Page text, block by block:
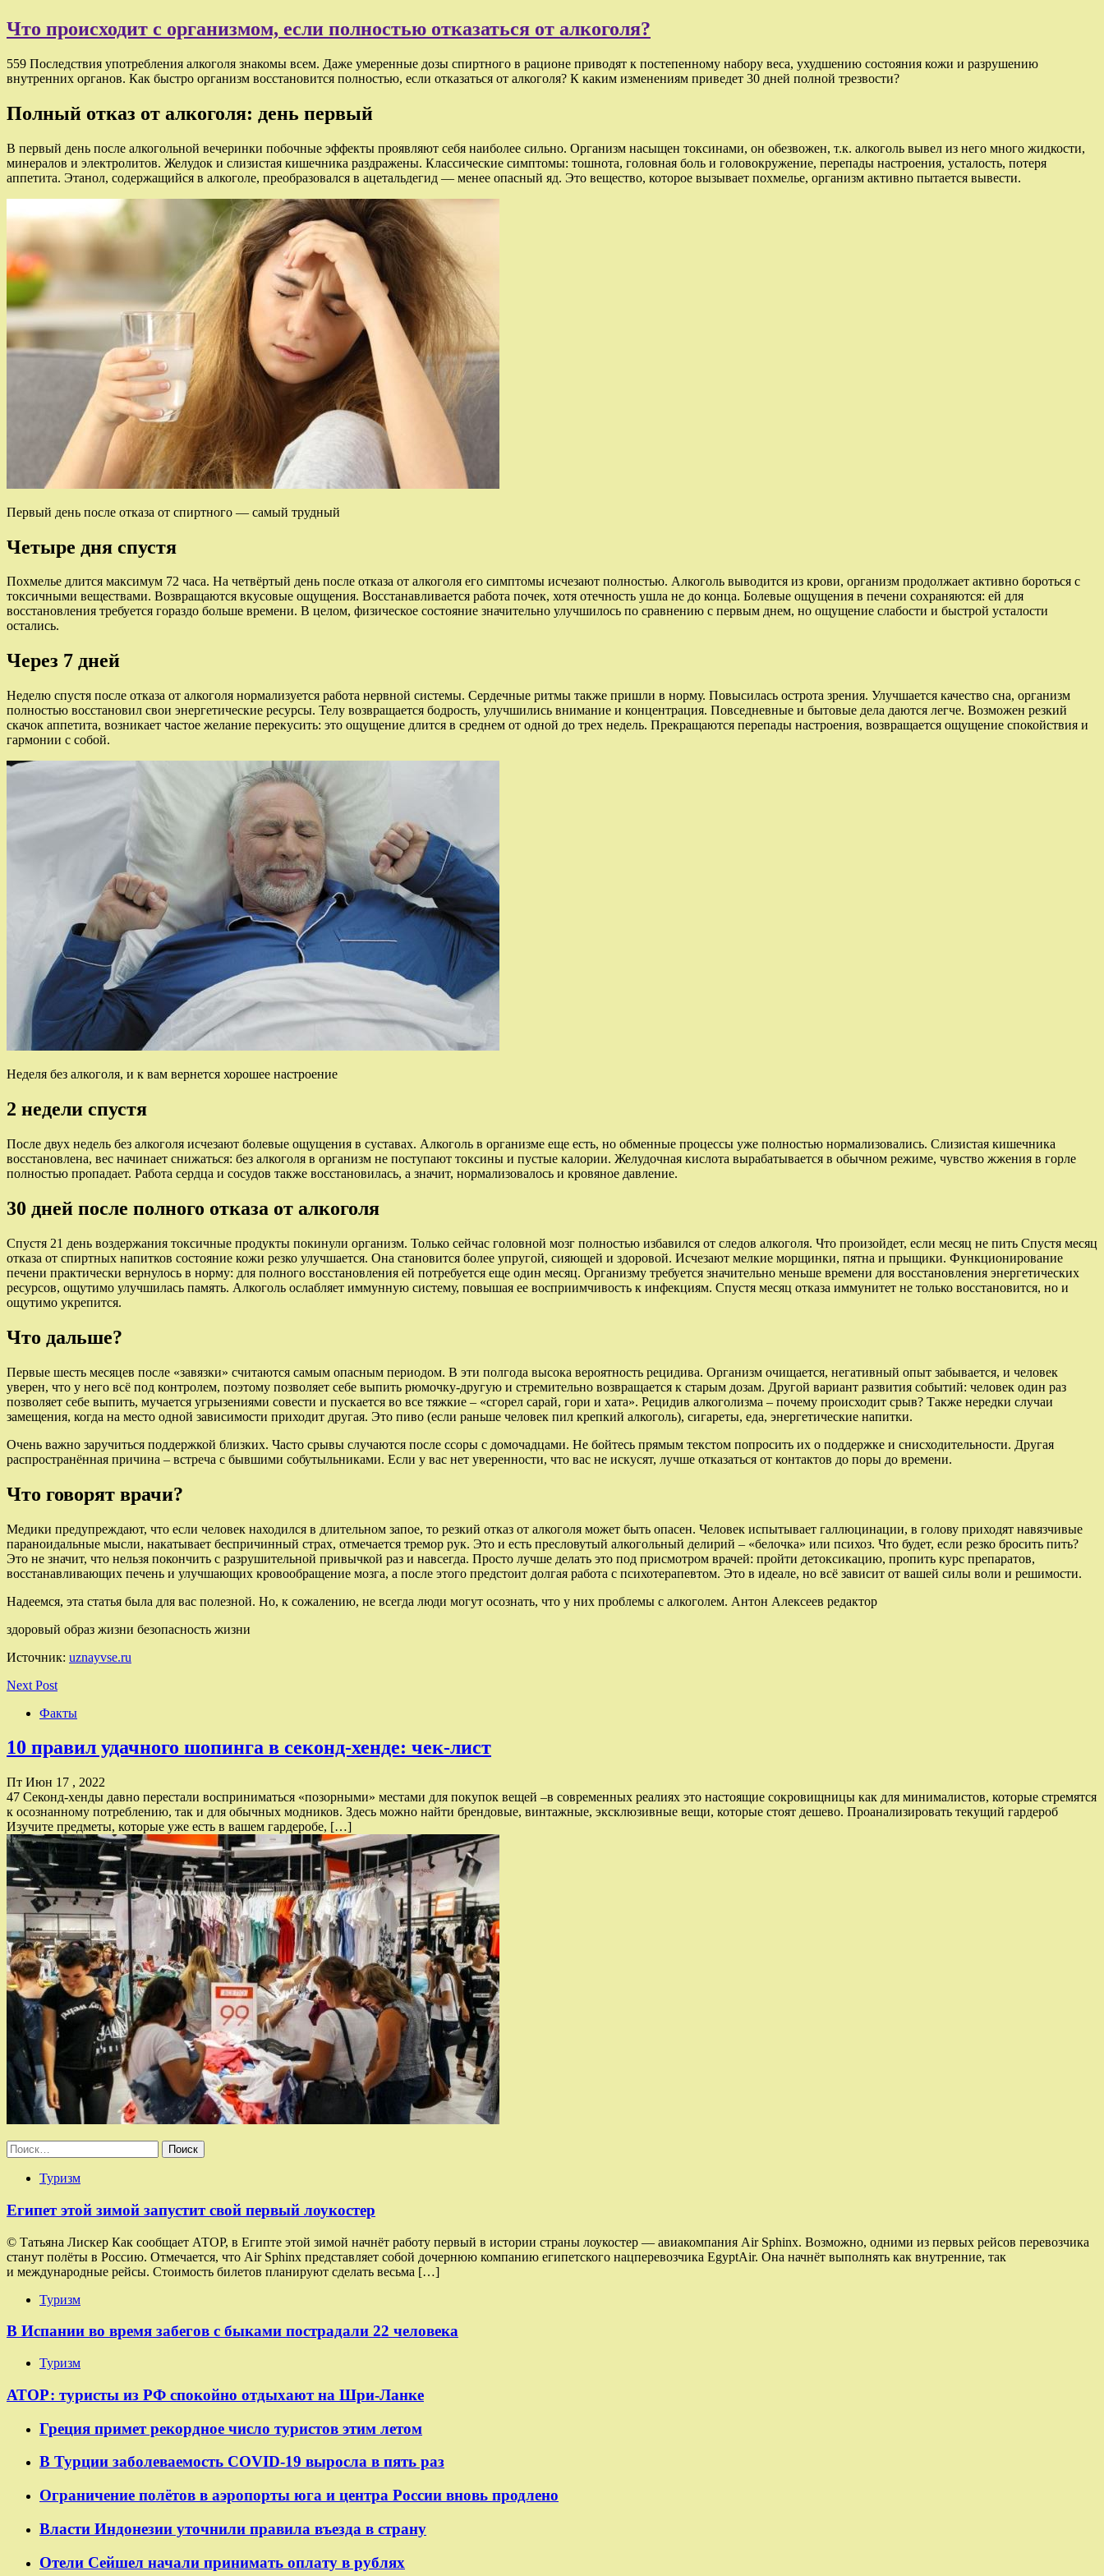
Что происходит с организмом, если полностью отказаться от алкоголя?
559 Последствия употребления алкоголя знакомы всем. Даже умеренные дозы спиртного в рационе приводят к постепенному набору веса, ухудшению состояния кожи и разрушению
внутренних органов. Как быстро организм восстановится полностью, если отказаться от алкоголя? К каким изменениям приведет 30 дней полной трезвости?
Полный отказ от алкоголя: день первый
В первый день после алкогольной вечеринки побочные эффекты проявляют себя наиболее сильно. Организм насыщен токсинами, он обезвожен, т.к. алкоголь вывел из него много жидкости,
минералов и электролитов. Желудок и слизистая кишечника раздражены. Классические симптомы: тошнота, головная боль и головокружение, перепады настроения, усталость, потеря
аппетита. Этанол, содержащийся в алкоголе, преобразовался в ацетальдегид — менее опасный яд. Это вещество, которое вызывает похмелье, организм активно пытается вывести.
Первый день после отказа от спиртного — самый трудный
Четыре дня спустя
Похмелье длится максимум 72 часа. На четвёртый день после отказа от алкоголя его симптомы исчезают полностью. Алкоголь выводится из крови, организм продолжает активно бороться с
токсичными веществами. Возвращаются вкусовые ощущения. Восстанавливается работа почек, хотя отечность ушла не до конца. Болевые ощущения в печени сохраняются: ей для
восстановления требуется гораздо больше времени. В целом, физическое состояние значительно улучшилось по сравнению с первым днем, но ощущение слабости и быстрой усталости
остались.
Через 7 дней
Неделю спустя после отказа от алкоголя нормализуется работа нервной системы. Сердечные ритмы также пришли в норму. Повысилась острота зрения. Улучшается качество сна, организм
полностью восстановил свои энергетические ресурсы. Телу возвращается бодрость, улучшились внимание и концентрация. Повседневные и бытовые дела даются легче. Возможен резкий
скачок аппетита, возникает частое желание перекусить: это ощущение длится в среднем от одной до трех недель. Прекращаются перепады настроения, возвращается ощущение спокойствия и
гармонии с собой.
Неделя без алкоголя, и к вам вернется хорошее настроение
2 недели спустя
После двух недель без алкоголя исчезают болевые ощущения в суставах. Алкоголь в организме еще есть, но обменные процессы уже полностью нормализовались. Слизистая кишечника
восстановлена, вес начинает снижаться: без алкоголя в организм не поступают токсины и пустые калории. Желудочная кислота вырабатывается в обычном режиме, чувство жжения в горле
полностью пропадает. Работа сердца и сосудов также восстановилась, а значит, нормализовалось и кровяное давление.
30 дней после полного отказа от алкоголя
Спустя 21 день воздержания токсичные продукты покинули организм. Только сейчас головной мозг полностью избавился от следов алкоголя. Что произойдет, если месяц не пить Спустя месяц
отказа от спиртных напитков состояние кожи резко улучшается. Она становится более упругой, сияющей и здоровой. Исчезают мелкие морщинки, пятна и прыщики. Функционирование
печени практически вернулось в норму: для полного восстановления ей потребуется еще один месяц. Организму требуется значительно меньше времени для восстановления энергетических
ресурсов, ощутимо улучшилась память. Алкоголь ослабляет иммунную систему, повышая ее восприимчивость к инфекциям. Спустя месяц отказа иммунитет не только восстановится, но и
ощутимо укрепится.
Что дальше?
Первые шесть месяцев после «завязки» считаются самым опасным периодом. В эти полгода высока вероятность рецидива. Организм очищается, негативный опыт забывается, и человек
уверен, что у него всё под контролем, поэтому позволяет себе выпить рюмочку-другую и стремительно возвращается к старым дозам. Другой вариант развития событий: человек один раз
позволяет себе выпить, мучается угрызениями совести и пускается во все тяжкие – «сгорел сарай, гори и хата». Рецидив алкоголизма – почему происходит срыв? Также нередки случаи
замещения, когда на место одной зависимости приходит другая. Это пиво (если раньше человек пил крепкий алкоголь), сигареты, еда, энергетические напитки.
Очень важно заручиться поддержкой близких. Часто срывы случаются после ссоры с домочадцами. Не бойтесь прямым текстом попросить их о поддержке и снисходительности. Другая
распространённая причина – встреча с бывшими собутыльниками. Если у вас нет уверенности, что вас не искусят, лучше отказаться от контактов до поры до времени.
Что говорят врачи?
Медики предупреждают, что если человек находился в длительном запое, то резкий отказ от алкоголя может быть опасен. Человек испытывает галлюцинации, в голову приходят навязчивые
параноидальные мысли, накатывает беспричинный страх, отмечается тремор рук. Это и есть пресловутый алкогольный делирий – «белочка» или психоз. Что будет, если резко бросить пить?
Это не значит, что нельзя покончить с разрушительной привычкой раз и навсегда. Просто лучше делать это под присмотром врачей: пройти детоксикацию, пропить курс препаратов,
восстанавливающих печень и улучшающих кровообращение мозга, а после этого предстоит долгая работа с психотерапевтом. Это в идеале, но всё зависит от вашей силы воли и решимости.
Надеемся, эта статья была для вас полезной. Но, к сожалению, не всегда люди могут осознать, что у них проблемы с алкоголем. Антон Алексеев редактор
здоровый образ жизни безопасность жизни
Источник: uznayvse.ru
Next Post
Факты
10 правил удачного шопинга в секонд-хенде: чек-лист
Пт Июн 17 , 2022
47 Секонд-хенды давно перестали восприниматься «позорными» местами для покупок вещей –в современных реалиях это настоящие сокровищницы как для минималистов, которые стремятся
к осознанному потреблению, так и для обычных модников. Здесь можно найти брендовые, винтажные, эксклюзивные вещи, которые стоят дешево. Проанализировать текущий гардероб
Изучите предметы, которые уже есть в вашем гардеробе, […]
Найти:
Туризм
Египет этой зимой запустит свой первый лоукостер
© Татьяна Лискер Как сообщает АТОР, в Египте этой зимой начнёт работу первый в истории страны лоукостер — авиакомпания Air Sphinx. Возможно, одними из первых рейсов перевозчика
станут полёты в Россию. Отмечается, что Air Sphinx представляет собой дочернюю компанию египетского нацперевозчика EgyptAir. Она начнёт выполнять как внутренние, так
и международные рейсы. Стоимость билетов планируют сделать весьма […]
Туризм
В Испании во время забегов с быками пострадали 22 человека
Туризм
АТОР: туристы из РФ спокойно отдыхают на Шри-Ланке
Греция примет рекордное число туристов этим летом
В Турции заболеваемость COVID-19 выросла в пять раз
Ограничение полётов в аэропорты юга и центра России вновь продлено
Власти Индонезии уточнили правила въезда в страну
Отели Сейшел начали принимать оплату в рублях